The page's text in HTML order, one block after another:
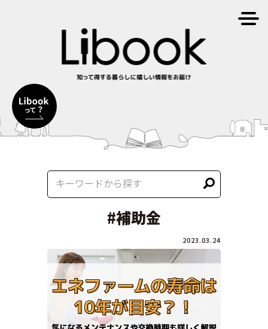
#補助金
2023.03.24